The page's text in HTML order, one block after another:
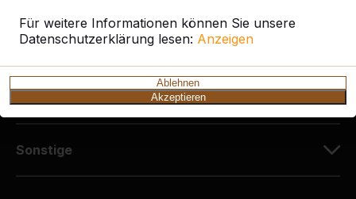
Für weitere Informationen können Sie unsere
Datenschutzerklärung lesen: Anzeigen
Ablehnen
Akzeptieren
Kundenservice
Sonstige